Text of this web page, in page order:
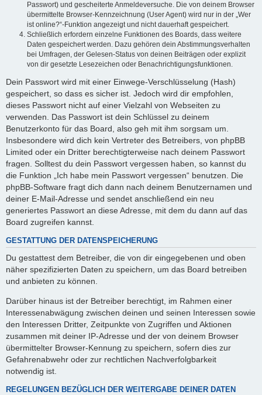
Passwort) und gescheiterte Anmeldeversuche. Die von deinem Browser
übermittelte Browser-Kennzeichnung (User Agent) wird nur in der „Wer
ist online?“-Funktion angezeigt und nicht dauerhaft gespeichert.
Schließlich erfordern einzelne Funktionen des Boards, dass weitere
Daten gespeichert werden. Dazu gehören dein Abstimmungsverhalten
bei Umfragen, der Gelesen-Status von deinen Beiträgen oder explizit
von dir gesetzte Lesezeichen oder Benachrichtigungsfunktionen.
Dein Passwort wird mit einer Einwege-Verschlüsselung (Hash)
gespeichert, so dass es sicher ist. Jedoch wird dir empfohlen,
dieses Passwort nicht auf einer Vielzahl von Webseiten zu
verwenden. Das Passwort ist dein Schlüssel zu deinem
Benutzerkonto für das Board, also geh mit ihm sorgsam um.
Insbesondere wird dich kein Vertreter des Betreibers, von phpBB
Limited oder ein Dritter berechtigterweise nach deinem Passwort
fragen. Solltest du dein Passwort vergessen haben, so kannst du
die Funktion „Ich habe mein Passwort vergessen“ benutzen. Die
phpBB-Software fragt dich dann nach deinem Benutzernamen und
deiner E-Mail-Adresse und sendet anschließend ein neu
generiertes Passwort an diese Adresse, mit dem du dann auf das
Board zugreifen kannst.
GESTATTUNG DER DATENSPEICHERUNG
Du gestattest dem Betreiber, die von dir eingegebenen und oben
näher spezifizierten Daten zu speichern, um das Board betreiben
und anbieten zu können.
Darüber hinaus ist der Betreiber berechtigt, im Rahmen einer
Interessenabwägung zwischen deinen und seinen Interessen sowie
den Interessen Dritter, Zeitpunkte von Zugriffen und Aktionen
zusammen mit deiner IP-Adresse und der von deinem Browser
übermittelter Browser-Kennung zu speichern, sofern dies zur
Gefahrenabwehr oder zur rechtlichen Nachverfolgbarkeit
notwendig ist.
REGELUNGEN BEZÜGLICH DER WEITERGABE DEINER DATEN